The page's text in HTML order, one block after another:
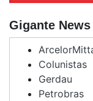
Gigante News
Colunistas
Gerdau
Petrobras